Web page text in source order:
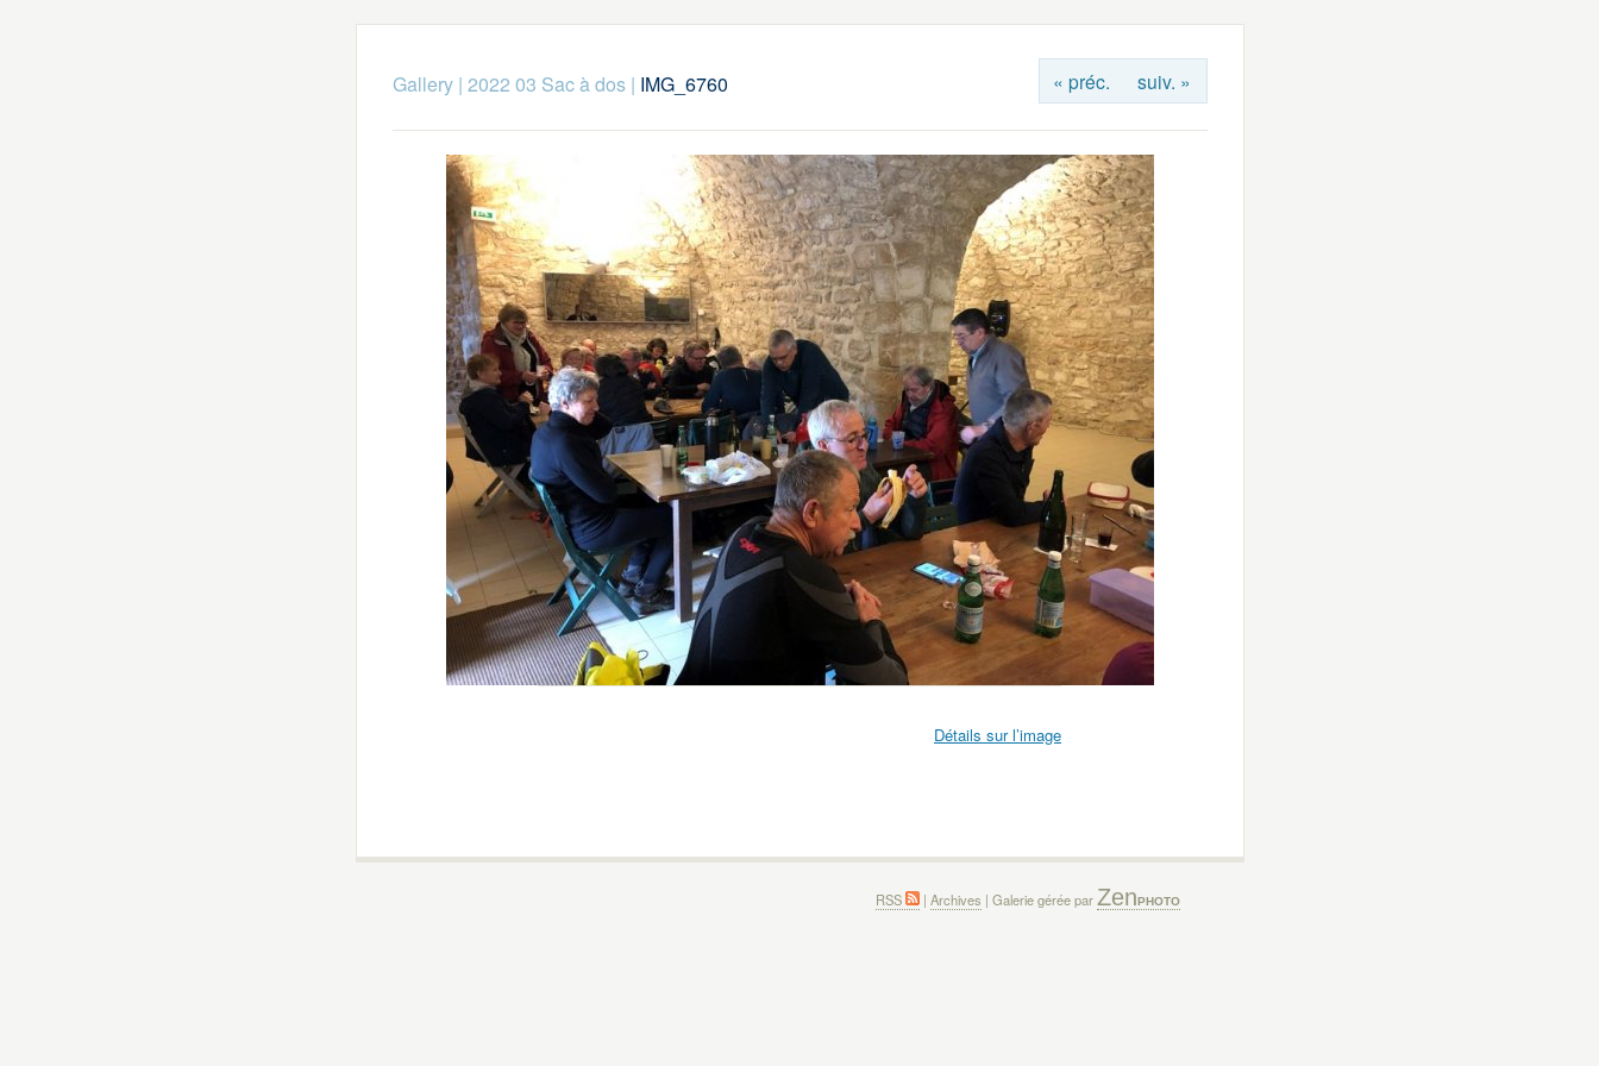
« préc. suiv. »
Gallery| 2022 03 Sac à dos| IMG_6760
Détails sur l’image
RSS | Archives | Galerie gérée parZenPHOTO